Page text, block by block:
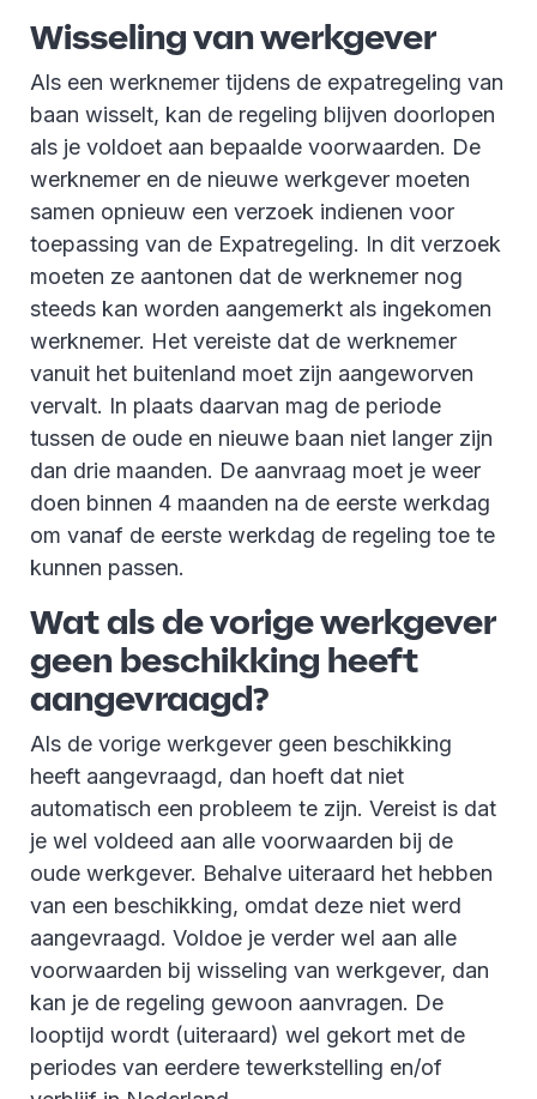
Wisseling van werkgever
Als een werknemer tijdens de expatregeling van
baan wisselt, kan de regeling blijven doorlopen
als je voldoet aan bepaalde voorwaarden. De
werknemer en de nieuwe werkgever moeten
samen opnieuw een verzoek indienen voor
toepassing van de Expatregeling. In dit verzoek
moeten ze aantonen dat de werknemer nog
steeds kan worden aangemerkt als ingekomen
werknemer. Het vereiste dat de werknemer
vanuit het buitenland moet zijn aangeworven
vervalt. In plaats daarvan mag de periode
tussen de oude en nieuwe baan niet langer zijn
dan drie maanden. De aanvraag moet je weer
doen binnen 4 maanden na de eerste werkdag
om vanaf de eerste werkdag de regeling toe te
kunnen passen.
Wat als de vorige werkgever
geen beschikking heeft
aangevraagd?
Als de vorige werkgever geen beschikking
heeft aangevraagd, dan hoeft dat niet
automatisch een probleem te zijn. Vereist is dat
je wel voldeed aan alle voorwaarden bij de
oude werkgever. Behalve uiteraard het hebben
van een beschikking, omdat deze niet werd
aangevraagd. Voldoe je verder wel aan alle
voorwaarden bij wisseling van werkgever, dan
kan je de regeling gewoon aanvragen. De
looptijd wordt (uiteraard) wel gekort met de
periodes van eerdere tewerkstelling en/of